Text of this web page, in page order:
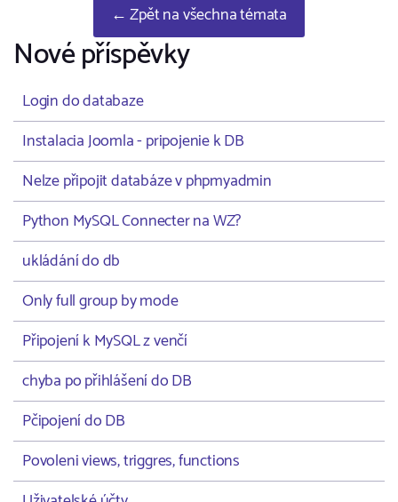
← Zpět na všechna témata
Nové příspěvky
Login do databaze
Instalacia Joomla - pripojenie k DB
Nelze připojit databáze v phpmyadmin
Python MySQL Connecter na WZ?
ukládání do db
Only full group by mode
Připojení k MySQL z venčí
chyba po přihlášení do DB
Pčipojení do DB
Povoleni views, triggres, functions